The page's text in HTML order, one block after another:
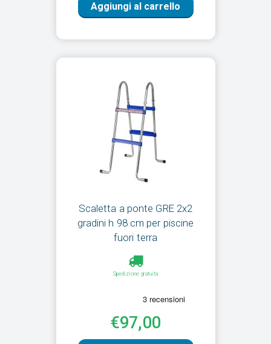
Aggiungi al carrello
Scaletta a ponte GRE 2x2
gradini h 98 cm per piscine
fuori terra
Spedizione gratuita
€97,00